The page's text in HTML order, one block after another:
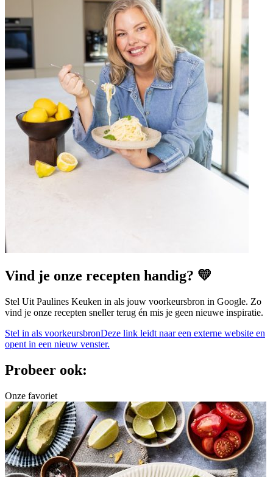
Vind je onze recepten handig? 💛
Stel Uit Paulines Keuken in als jouw voorkeursbron in Google. Zo
vind je onze recepten sneller terug én mis je geen nieuwe inspiratie.
Stel in als voorkeursbronDeze link leidt naar een externe website en
opent in een nieuw venster.
Probeer ook:
Onze favoriet